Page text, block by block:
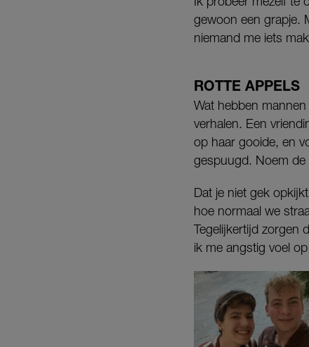
gewoon een grapje.
niemand me iets
ROTTE APPELS
Wat hebben
verhalen. Een
op haar gooide, en
gespuugd. Noem de
Dat je niet gek
hoe normaal we
Tegelijkertijd zorgen
ik me angstig voel